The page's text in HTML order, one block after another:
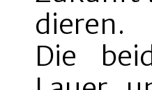
dieren.
Die